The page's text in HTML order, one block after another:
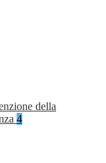
della
4